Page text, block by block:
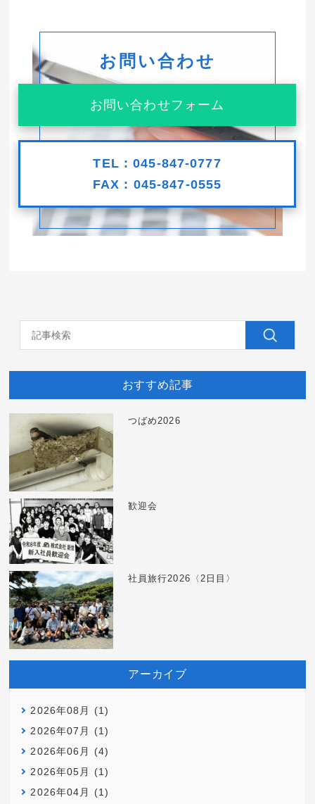
お問い合わせ
お問い合わせフォーム
TEL : 045-847-0777
FAX : 045-847-0555
おすすめ記事
つばめ2026
歓迎会
社員旅行2026〈2日目〉
アーカイブ
2026年08月 (1)
2026年07月 (1)
2026年06月 (4)
2026年05月 (1)
2026年04月 (1)